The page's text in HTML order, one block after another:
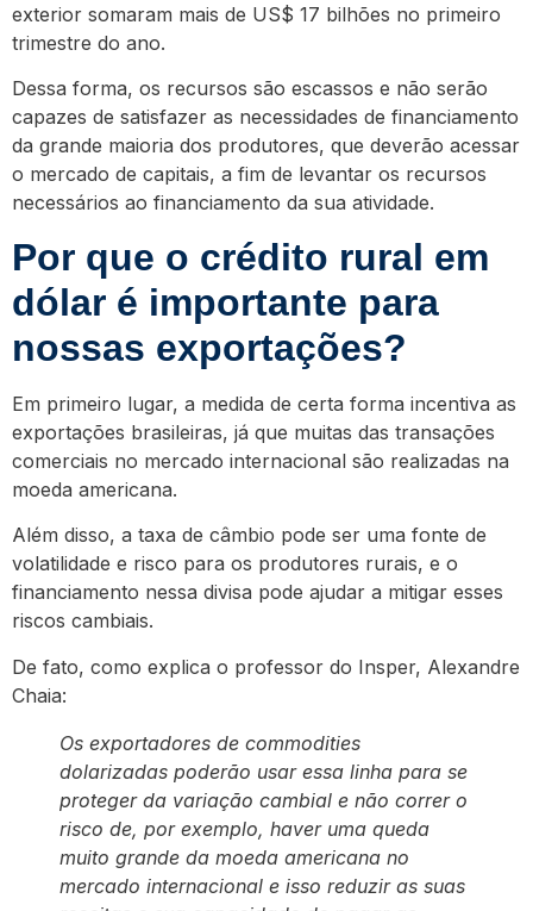
exterior somaram mais de US$ 17 bilhões no primeiro
trimestre do ano.
Dessa forma, os recursos são escassos e não serão
capazes de satisfazer as necessidades de financiamento
da grande maioria dos produtores, que deverão acessar
o mercado de capitais, a fim de levantar os recursos
necessários ao financiamento da sua atividade.
Por que o crédito rural em
dólar é importante para
nossas exportações?
Em primeiro lugar, a medida de certa forma incentiva as
exportações brasileiras, já que muitas das transações
comerciais no mercado internacional são realizadas na
moeda americana.
Além disso, a taxa de câmbio pode ser uma fonte de
volatilidade e risco para os produtores rurais, e o
financiamento nessa divisa pode ajudar a mitigar esses
riscos cambiais.
De fato, como explica o professor do Insper, Alexandre
Chaia:
Os exportadores de commodities
dolarizadas poderão usar essa linha para se
proteger da variação cambial e não correr o
risco de, por exemplo, haver uma queda
muito grande da moeda americana no
mercado internacional e isso reduzir as suas